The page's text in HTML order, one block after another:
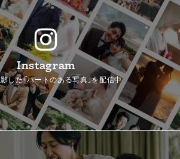
Instagram
した「ハートのある写真」を配信中